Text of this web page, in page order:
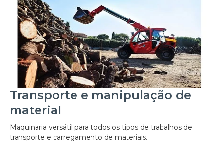
Transporte e manipulação de
material
Maquinaria versátil para todos os tipos de trabalhos de
transporte e carregamento de materiais.